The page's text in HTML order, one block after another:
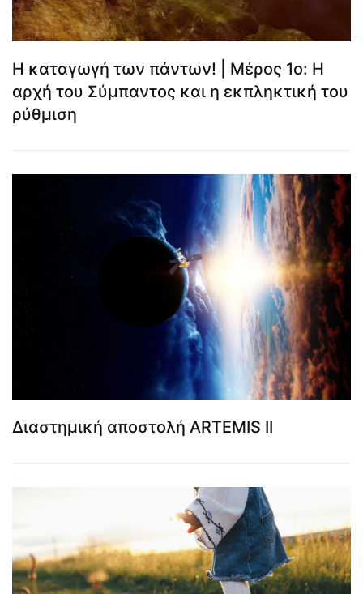
Η καταγωγή των πάντων! | Μέρος 1ο: Η
αρχή του Σύμπαντος και η εκπληκτική του
ρύθμιση
Διαστημική αποστολή ARTEMIS II